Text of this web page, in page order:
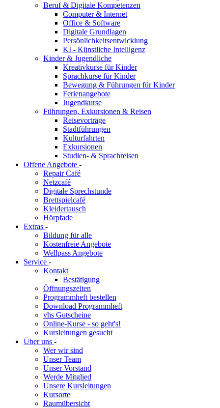
Beruf & Digitale Kompetenzen
Computer & Internet
Office & Software
Digitale Grundlagen
Persönlichkeitsentwicklung
KI - Künstliche Intelligenz
Kinder & Jugendliche
Kreativkurse für Kinder
Sprachkurse für Kinder
Bewegung & Führungen für Kinder
Ferienangebote
Jugendkurse
Führungen, Exkursionen & Reisen
Reisevorträge
Stadtführungen
Kulturfahrten
Exkursionen
Studien- & Sprachreisen
Offene Angebote -
Repair Café
Netzcafé
Digitale Sprechstunde
Brettspielcafé
Kleidertausch
Hörpfade
Extras -
Bildung für alle
Kostenfreie Angebote
Wellpass Angebote
Service -
Kontakt
Bestätigung
Öffnungszeiten
Programmheft bestellen
Download Programmheft
vhs Gutscheine
Online-Kurse - so geht's!
Kursleitungen gesucht
Über uns -
Wer wir sind
Unser Team
Unser Vorstand
Werde Mitglied
Unsere Kursleitungen
Kursorte
Raumübersicht